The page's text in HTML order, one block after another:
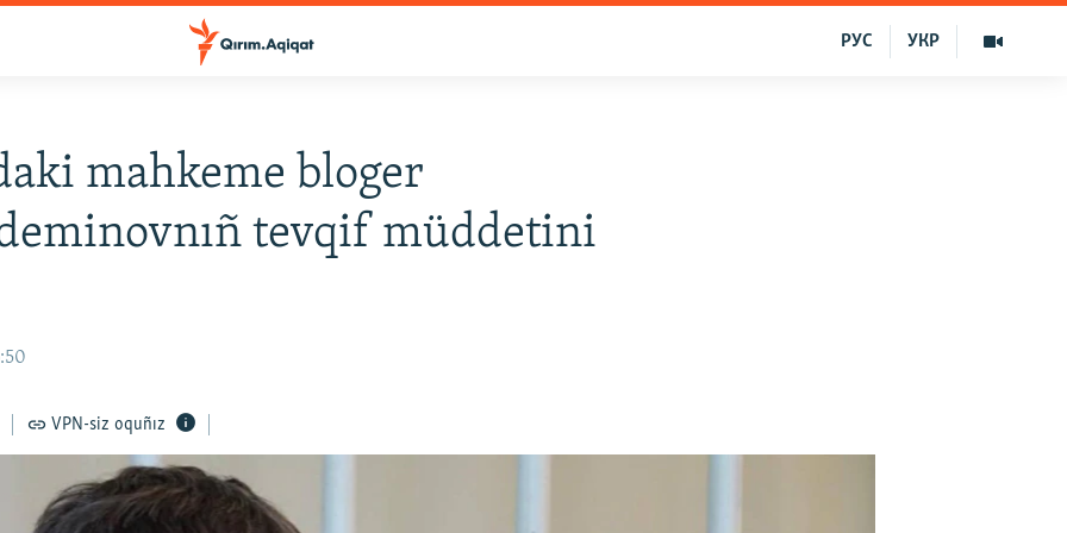
УКР
РУС
mahkeme bloger
tevqif müddetini
VPN-siz oquñız